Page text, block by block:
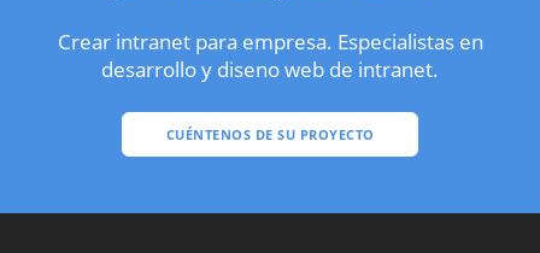
Crear intranet para empresa. Especialistas en
desarrollo y diseno web de intranet.
CUÉNTENOS DE SU PROYECTO